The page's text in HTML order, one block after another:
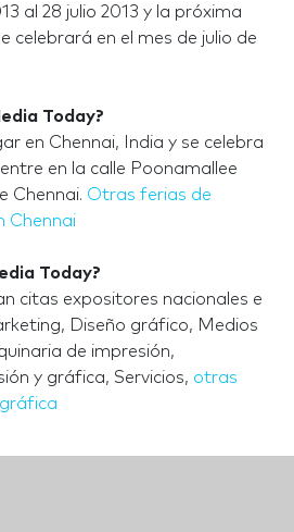
al 28 julio 2013 y la próxima
celebrará en el mes de julio de
Today?
en Chennai, India y se celebra
en la calle Poonamallee
Chennai. Otras ferias de
Chennai
Today?
citas expositores nacionales e
Diseño gráfico, Medios
de impresión,
y gráfica, Servicios, otras